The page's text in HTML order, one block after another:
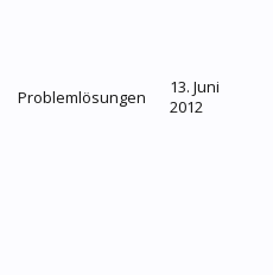
Problemlösungen
13. Juni
2012